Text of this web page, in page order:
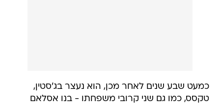
כמעט שבע שנים לאחר מכן, הוא נעצר בג'סטין,
טקסס, כמו גם שני קרובי משפחתו - בנו אסלאם